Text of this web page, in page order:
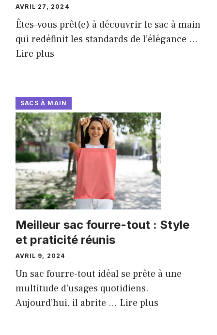
AVRIL 27, 2024
Êtes-vous prêt(e) à découvrir le sac à main
qui redéfinit les standards de l’élégance ...
Lire plus
SACS À MAIN
Meilleur sac fourre-tout : Style
et praticité réunis
AVRIL 9, 2024
Un sac fourre-tout idéal se prête à une
multitude d’usages quotidiens.
Aujourd’hui, il abrite ... Lire plus